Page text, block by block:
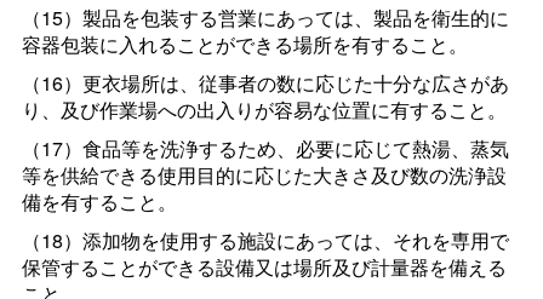
（15）製品を包装する営業にあっては、製品を衛生的に
容器包装に入れることができる場所を有すること。
（16）更衣場所は、従事者の数に応じた十分な広さがあ
り、及び作業場への出入りが容易な位置に有すること。
（17）食品等を洗浄するため、必要に応じて熱湯、蒸気
等を供給できる使用目的に応じた大きさ及び数の洗浄設
備を有すること。
（18）添加物を使用する施設にあっては、それを専用で
保管することができる設備又は場所及び計量器を備える